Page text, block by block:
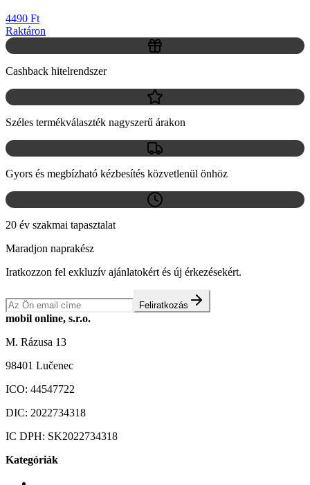
4490 Ft
Raktáron
Cashback hitelrendszer
Széles termékválaszték nagyszerű árakon
Gyors és megbízható kézbesítés közvetlenül önhöz
20 év szakmai tapasztalat
Maradjon naprakész
Iratkozzon fel exkluzív ajánlatokért és új érkezésekért.
Feliratkozás
mobil online, s.r.o.
M. Rázusa 13
98401 Lučenec
ICO: 44547722
DIC: 2022734318
IC DPH: SK2022734318
Kategóriák